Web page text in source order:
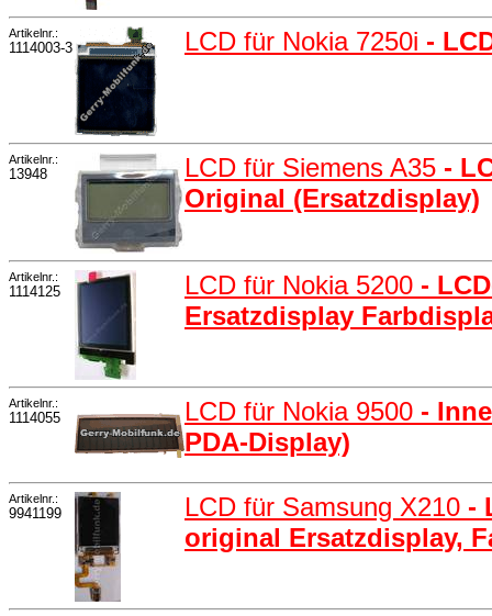
Artikelnr.:
1114003-3 LCD für Nokia 7250i -
Artikelnr.:
13948 LCD für Siemens A35 -
Original (Ersatzdisplay)
Artikelnr.:
1114125 LCD für Nokia 5200 -
Ersatzdisplay
Artikelnr.:
1114055 LCD für Nokia 9500 -
PDA-Display)
Artikelnr.:
9941199 LCD für Samsung X210 -
original Ersatzdisplay,